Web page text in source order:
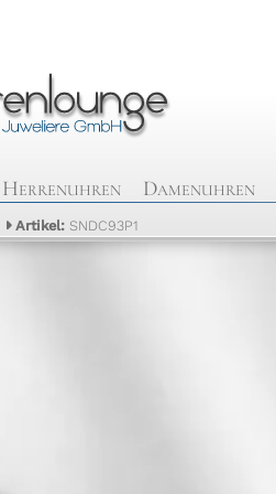
Herrenuhren Damenuhren
Artikel:SNDC93P1